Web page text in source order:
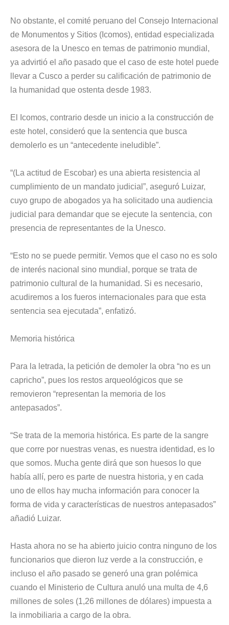
No obstante, el comité peruano del Consejo Internacional
de Monumentos y Sitios (Icomos), entidad especializada
asesora de la Unesco en temas de patrimonio mundial,
ya advirtió el año pasado que el caso de este hotel puede
llevar a Cusco a perder su calificación de patrimonio de
la humanidad que ostenta desde 1983.
El Icomos, contrario desde un inicio a la construcción de
este hotel, consideró que la sentencia que busca
demolerlo es un “antecedente ineludible”.
“(La actitud de Escobar) es una abierta resistencia al
cumplimiento de un mandato judicial”, aseguró Luizar,
cuyo grupo de abogados ya ha solicitado una audiencia
judicial para demandar que se ejecute la sentencia, con
presencia de representantes de la Unesco.
“Esto no se puede permitir. Vemos que el caso no es solo
de interés nacional sino mundial, porque se trata de
patrimonio cultural de la humanidad. Si es necesario,
acudiremos a los fueros internacionales para que esta
sentencia sea ejecutada”, enfatizó.
Memoria histórica
Para la letrada, la petición de demoler la obra “no es un
capricho”, pues los restos arqueológicos que se
removieron “representan la memoria de los
antepasados”.
“Se trata de la memoria histórica. Es parte de la sangre
que corre por nuestras venas, es nuestra identidad, es lo
que somos. Mucha gente dirá que son huesos lo que
había allí, pero es parte de nuestra historia, y en cada
uno de ellos hay mucha información para conocer la
forma de vida y características de nuestros antepasados”
añadió Luizar.
Hasta ahora no se ha abierto juicio contra ninguno de los
funcionarios que dieron luz verde a la construcción, e
incluso el año pasado se generó una gran polémica
cuando el Ministerio de Cultura anuló una multa de 4,6
millones de soles (1,26 millones de dólares) impuesta a
la inmobiliaria a cargo de la obra.